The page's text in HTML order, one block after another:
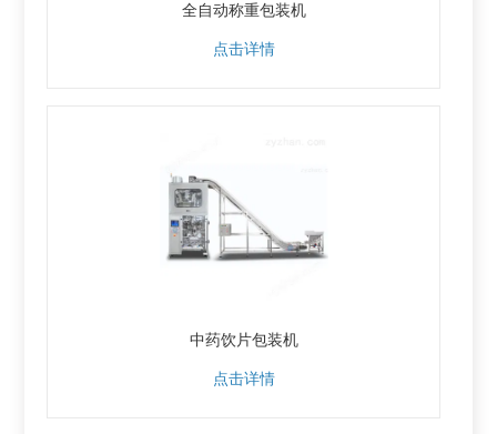
全自动称重包装机
点击详情
中药饮片包装机
点击详情